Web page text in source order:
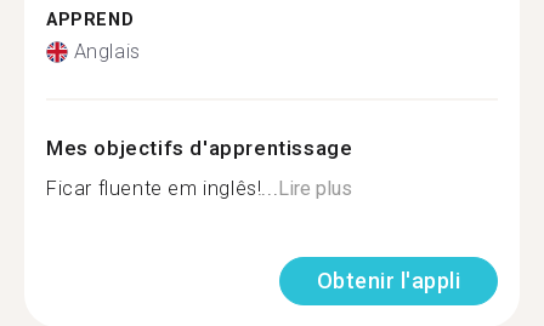
APPREND
Anglais
Mes objectifs d'apprentissage
Ficar fluente em inglês!...Lire plus
Obtenir l'appli